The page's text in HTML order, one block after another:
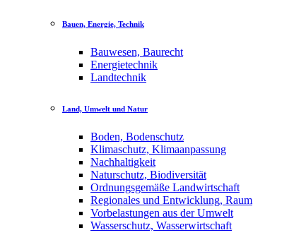
Bauen, Energie, Technik
Bauwesen, Baurecht
Energietechnik
Landtechnik
Land, Umwelt und Natur
Boden, Bodenschutz
Klimaschutz, Klimaanpassung
Nachhaltigkeit
Naturschutz, Biodiversität
Ordnungsgemäße Landwirtschaft
Regionales und Entwicklung, Raum
Vorbelastungen aus der Umwelt
Wasserschutz, Wasserwirtschaft